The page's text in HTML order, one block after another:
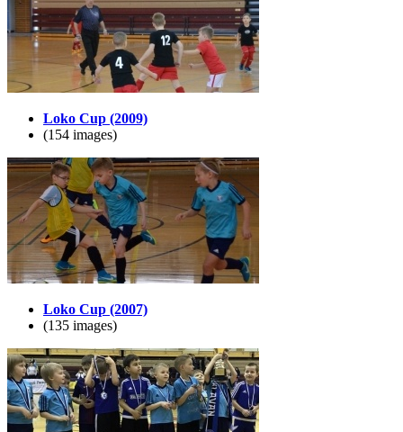
Loko Cup (2009)
(154 images)
Loko Cup (2007)
(135 images)